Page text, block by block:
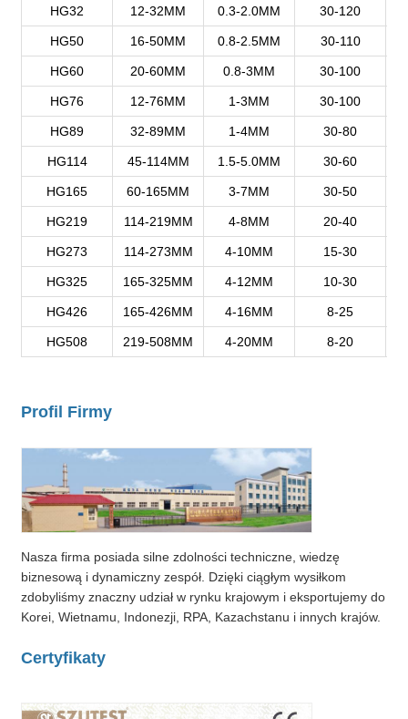
Zostaw wiadomość
Oddzwonimy wkrótce!
HG32 12-32MM 0.3-2.0MM 30-120
HG50 16-50MM 0.8-2.5MM 30-110
HG60 20-60MM 0.8-3MM 30-100
HG76 12-76MM 1-3MM 30-100
HG89 32-89MM 1-4MM 30-80
HG114 45-114MM 1.5-5.0MM 30-60
HG165 60-165MM 3-7MM 30-50
HG219 114-219MM 4-8MM 20-40
HG273 114-273MM 4-10MM 15-30
HG325 165-325MM 4-12MM 10-30
HG426 165-426MM 4-16MM 8-25
HG508 219-508MM 4-20MM 8-20
Profil Firmy
Nasza firma posiada silne zdolności techniczne, wiedzę
biznesową i dynamiczny zespół. Dzięki ciągłym wysiłkom
zdobyliśmy znaczny udział w rynku krajowym i eksportujemy do
Korei, Wietnamu, Indonezji, RPA, Kazachstanu i innych krajów.
Certyfikaty